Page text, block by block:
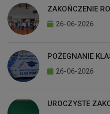
ZAKOŃCZENIE
26-06-2026
POŻEGNANIE
26-06-2026
UROCZYSTE